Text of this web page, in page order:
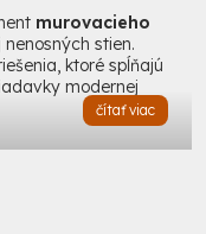
murovacieho
stien.
ktoré spĺňajú
modernej
rýchle murovanie),
čítať viac